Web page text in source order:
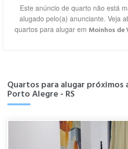
Este anúncio de quarto não está
alugado pelo(a) anunciante. Veja
quartos para alugar em Moinhos de
Quartos para alugar
Porto Alegre - RS